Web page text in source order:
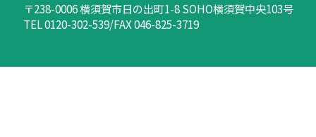
〒238-0006 横須賀市日の出町1-8 SOHO横須賀中央103号
TEL 0120-302-539/FAX 046-825-3719